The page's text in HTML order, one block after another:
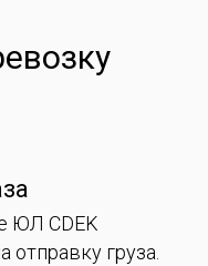
ЮЛ CDEK
отправку груза.